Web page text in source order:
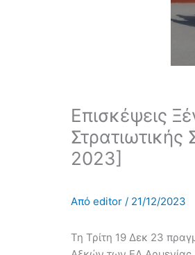
Επισκέψεις
2023]
Από editor / 21/12/2023
Τη Τρίτη 19 Δεκ 23